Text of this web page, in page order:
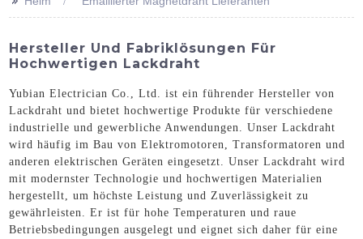
Hersteller Und Fabriklösungen Für
Hochwertigen Lackdraht
Yubian Electrician Co., Ltd. ist ein führender Hersteller von
Lackdraht und bietet hochwertige Produkte für verschiedene
industrielle und gewerbliche Anwendungen. Unser Lackdraht
wird häufig im Bau von Elektromotoren, Transformatoren und
anderen elektrischen Geräten eingesetzt. Unser Lackdraht wird
mit modernster Technologie und hochwertigen Materialien
hergestellt, um höchste Leistung und Zuverlässigkeit zu
gewährleisten. Er ist für hohe Temperaturen und raue
Betriebsbedingungen ausgelegt und eignet sich daher für eine